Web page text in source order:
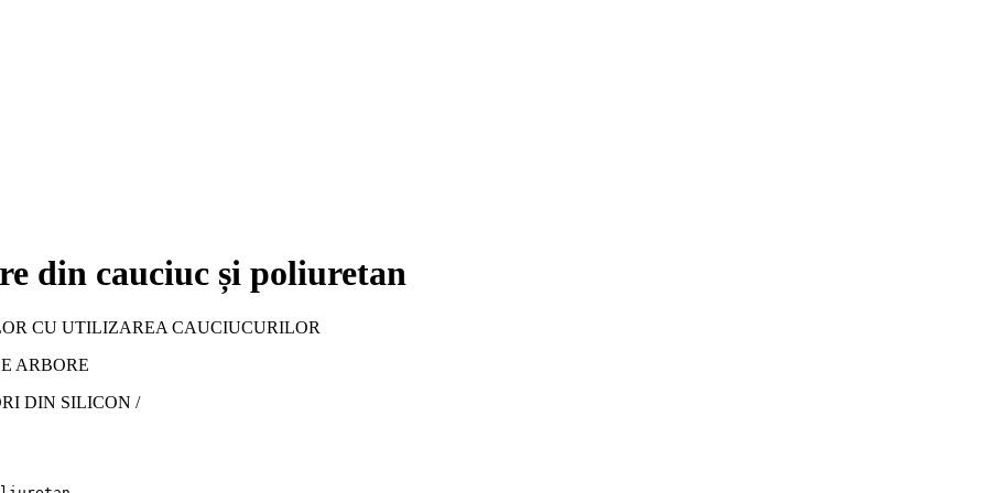
din cauciuc și poliuretan
CU UTILIZAREA CAUCIUCURILOR
ARBORE
DIN SILICON /
și poliuretani - ne permite să alegem tipul de acoperire care are cele mai bune proprietăți de performanță pentru